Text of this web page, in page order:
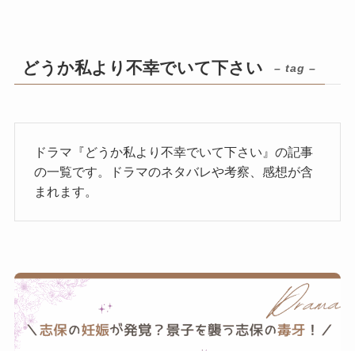
どうか私より不幸でいて下さい – tag –
ドラマ『どうか私より不幸でいて下さい』の記事
の一覧です。ドラマのネタバレや考察、感想が含
まれます。